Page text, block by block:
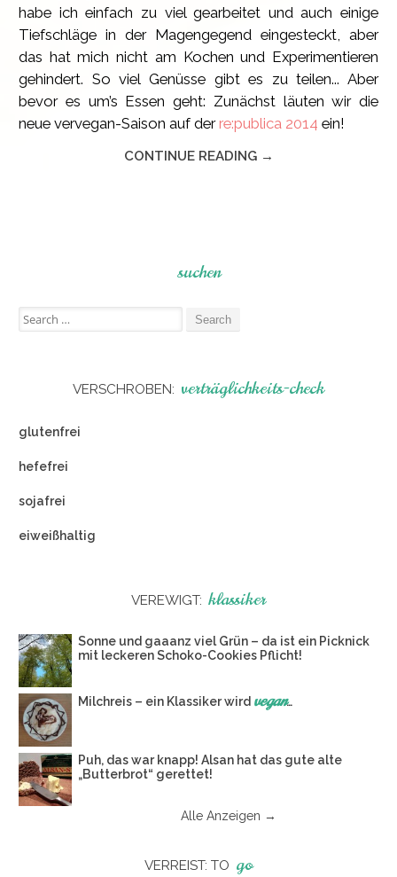
habe ich einfach zu viel gearbeitet und auch einige
Tiefschläge in der Magengegend eingesteckt, aber
das hat mich nicht am Kochen und Experimentieren
gehindert. So viel Genüsse gibt es zu teilen... Aber
bevor es um’s Essen geht: Zunächst läuten wir die
neue vervegan-Saison auf derre:publica 2014 ein!
CONTINUE READING →
suchen
Search
for:
VERSCHROBEN: verträglichkeits-check
glutenfrei
hefefrei
sojafrei
eiweißhaltig
VEREWIGT: klassiker
Sonne und gaaanz viel Grün – da ist ein Picknick
mit leckeren Schoko-Cookies Pflicht!
Milchreis – ein Klassiker wird vegan…
Puh, das war knapp! Alsan hat das gute alte
„Butterbrot“ gerettet!
Alle Anzeigen →
VERREIST: TO go